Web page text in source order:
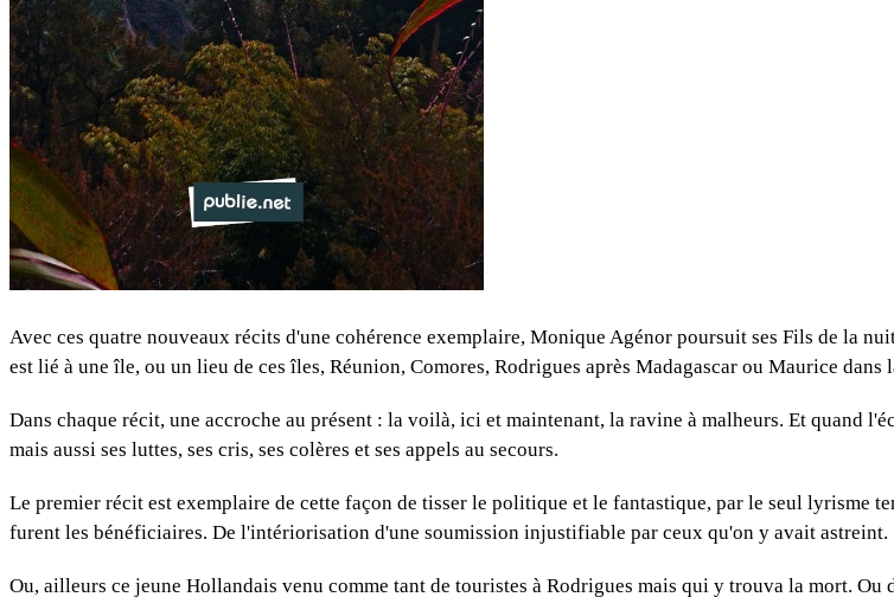
Avec ces quatre nouveaux récits d'une cohérence exemplaire, Monique Agénor poursuit ses Fils de la
est lié à une île, ou un lieu de ces îles, Réunion, Comores, Rodrigues après Madagascar ou Maurice dans
Dans chaque récit, une accroche au présent : la voilà, ici et maintenant, la ravine à malheurs. Et quand
mais aussi ses luttes, ses cris, ses colères et ses appels au secours.
Le premier récit est exemplaire de cette façon de tisser le politique et le fantastique, par le seul lyrisme
furent les bénéficiaires. De l'intériorisation d'une soumission injustifiable par ceux qu'on y avait astreint.
Ou, ailleurs ce jeune Hollandais venu comme tant de touristes à Rodrigues mais qui y trouva la mort.